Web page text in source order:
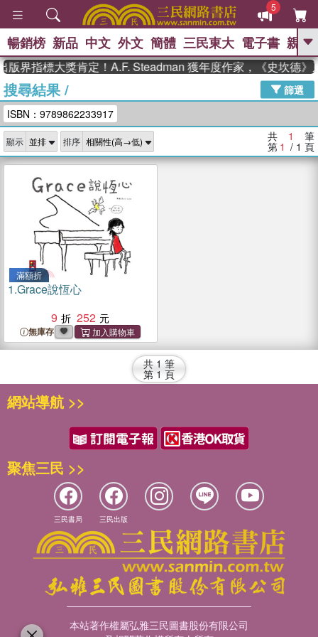
5
GO
The Odyssey 、
父親節 、 如果歷史是一群喵 、 暑期
念華 、 台灣的李登輝時代 、 數學女
孩：黎曼猜想
偉大的迷走神經
暢銷榜 新品 中文 外文 簡體 三民東大 電子書 親子
版界指標大獎肯定！A.F. Steadman 獲年度作家，《史坎德》
搜尋結果/
篩選
ISBN：9789862233917
顯示 排序 共 1 筆
第 1 / 1 頁
滿額折
1.Grace說恆心
9
252
無庫存
共 1 筆
第 1 頁
網站導航 >>
聚焦三民 >>
三民書局 三民出版
本站著作權屬弘雅三民圖書股份有限公司